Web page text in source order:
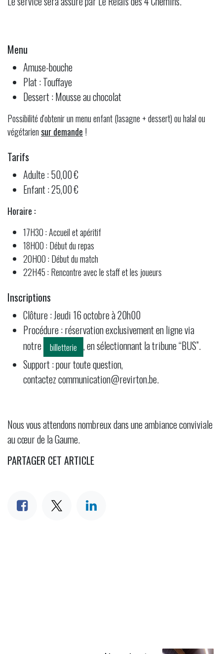
Menu
Amuse-bouche
Plat : Touffaye
Dessert : Mousse au chocolat
Possibilité d'obtenir un menu enfant (lasagne + dessert) ou halal ou
végétariensur demande !
Tarifs
Adulte : 50,00 €
Enfant : 25,00 €
Horaire :
17H30 : Accueil et apéritif
18H00 : Début du repas
20H00 : Début du match
22H45 : Rencontre avec le staff et les joueurs
Inscriptions
Clôture : Jeudi 16 octobre à 20h00
Procédure : réservation exclusivement en ligne via
notre
billetterie , en sélectionnant la tribune “BUS”.
Support : pour toute question,
contactez communication@revirton.be.
Nous vous attendons nombreux dans une ambiance conviviale
au cœur de la Gaume.
PARTAGER CET ARTICLE